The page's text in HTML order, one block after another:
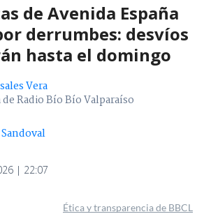
de Avenida España
derrumbes: desvíos
hasta el domingo
Vera
Radio Bío Bío Valparaíso
| 22:07
Ética y transparencia de BBCL